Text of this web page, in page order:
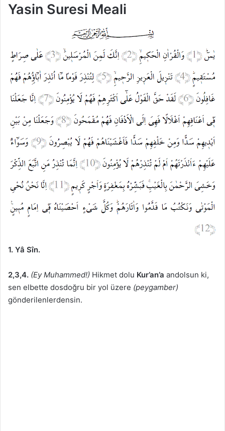
Yasin Suresi Meali
1. Yâ Sîn.
2,3,4. (Ey Muhammed!) Hikmet dolu Kur’an’a andolsun ki,
sen elbette dosdoğru bir yol üzere (peygamber)
gönderilenlerdensin.